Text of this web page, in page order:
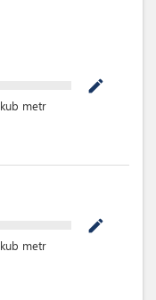
mode_edit
kub metr
mode_edit
kub metr